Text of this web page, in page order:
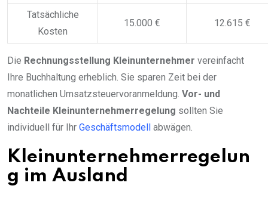
Tatsächliche
Kosten
15.000 € 12.615 €
Die Rechnungsstellung Kleinunternehmer vereinfacht
Ihre Buchhaltung erheblich. Sie sparen Zeit bei der
monatlichen Umsatzsteuervoranmeldung. Vor- und
Nachteile Kleinunternehmerregelung sollten Sie
individuell für Ihr Geschäftsmodell abwägen.
Kleinunternehmerregelun
g im Ausland